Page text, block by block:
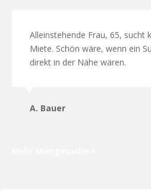
Alleinstehende Frau, 65, sucht
Miete. Schön wäre, wenn ein
direkt in der Nähe wären.
A. Bauer